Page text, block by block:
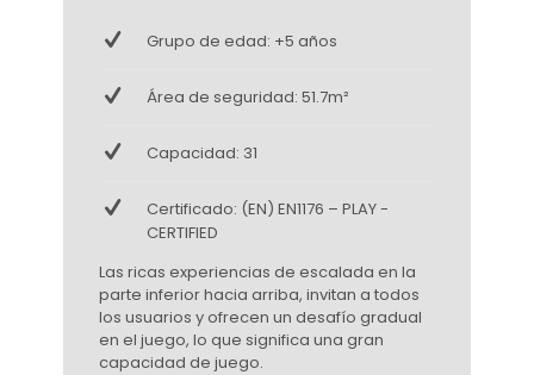
Grupo de edad: +5 años
Área de seguridad: 51.7m²
Capacidad: 31
Certificado: (EN) EN1176 – PLAY -
CERTIFIED
Las ricas experiencias de escalada en la
parte inferior hacia arriba, invitan a todos
los usuarios y ofrecen un desafío gradual
en el juego, lo que significa una gran
capacidad de juego.